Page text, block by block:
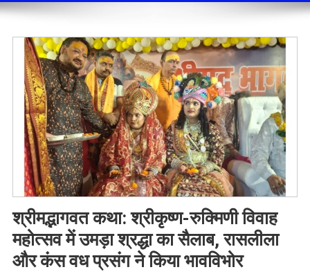
श्रीमद्भागवत कथा: श्रीकृष्ण-रुक्मिणी विवाह
महोत्सव में उमड़ा श्रद्धा का सैलाब, रासलीला
और कंस वध प्रसंग ने किया भावविभोर